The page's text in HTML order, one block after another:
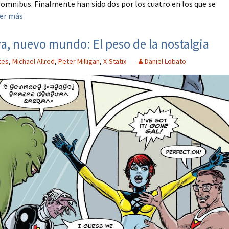
Finalmente han sido dos por los cuatro en los que se
más
nuevo mundo: El peso de la nostalgia
, Michael Allred, Peter Milligan, X-Statix Daniel Lobato